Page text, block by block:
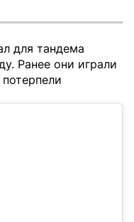
для тандема
Ранее они играли